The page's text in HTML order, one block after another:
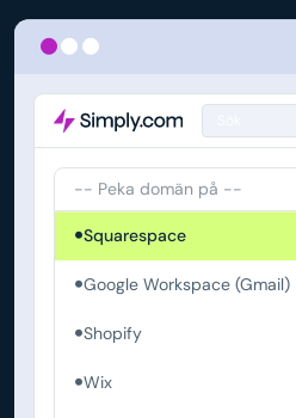
-- Peka domän på --
Squarespace
Google Workspace (Gmail)
Shopify
Wix